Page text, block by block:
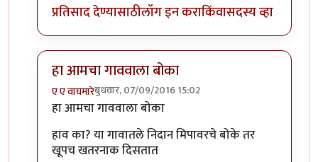
प्रतिसाद देण्यासाठीलॉग इन कराकिंवासदस्य व्हा
हा आमचा गाववाला बोका
ए ए वाघमारेबुधवार, 07/09/2016 15:02
In reply toआज एक गोष्ट मी जाहीर करू
हा आमचा गाववाला बोका
हाव का? या गावातले निदान मिपावरचे बोके तर
खूपच खतरनाक दिसतात